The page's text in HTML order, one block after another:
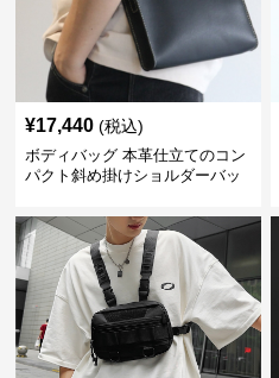
¥17,440 (税込)
ボディバッグ 本革仕立てのコン
パクト斜め掛けショルダーバッ